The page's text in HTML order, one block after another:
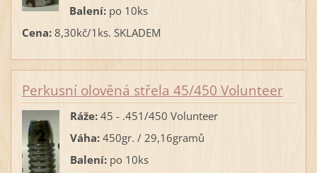
Balení:po 10ks
Cena: 8,30kč/1ks. SKLADEM
Perkusní olověná střela 45/450 Volunteer
Ráže:45 - .451/450 Volunteer
Váha:450gr. / 29,16gramů
Balení: po 10ks